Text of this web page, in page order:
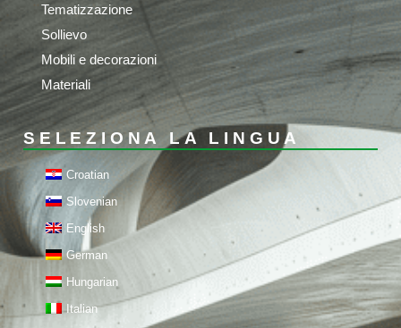
Tematizzazione
Sollievo
Mobili e decorazioni
Materiali
SELEZIONA LA LINGUA
Croatian
Slovenian
English
German
Hungarian
Italian